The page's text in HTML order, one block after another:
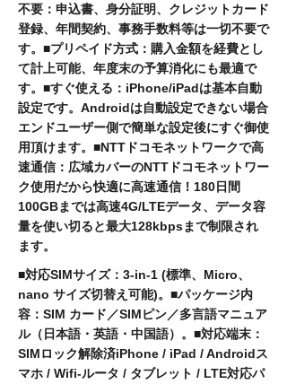
不要：申込書、身分証明、クレジットカード
登録、年間契約、事務手数料等は一切不要で
す。■プリペイド方式：購入金額を経費とし
て計上可能、年度末の予算消化にも最適で
す。■すぐ使える：iPhone/iPadは基本自動
設定です。Androidは自動設定できない場合
エンドユーザー側で簡単な設定後にすぐ御使
用頂けます。■NTTドコモネットワークで高
速通信：広域カバーのNTTドコモネットワー
ク使用だから快適に高速通信！180日間
100GBまでは高速4G/LTEデータ、データ容
量を使い切ると最大128kbpsまで制限され
ます。
■対応SIMサイズ：3-in-1 (標準、Micro、
nano サイズ切替え可能)。■パッケージ内
容：SIM カード／SIMピン／多言語マニュア
ル（日本語・英語・中国語）。■対応端末：
SIMロック解除済iPhone / iPad / Androidス
マホ / Wifi-ルータ / タブレット / LTE対応パ